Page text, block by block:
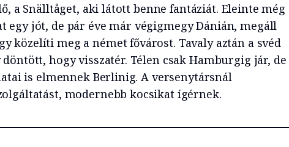
a Snälltåget, aki látott benne fantáziát. Eleinte még
egy jót, de pár éve már végigmegy Dánián, megáll
közelíti meg a német fővárost. Tavaly aztán a svéd
hogy visszatér. Télen csak Hamburgig jár, de
is elmennek Berlinig. A versenytársnál
modernebb kocsikat ígérnek.